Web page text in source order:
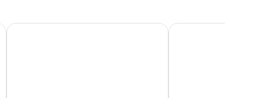
Hotel Lycium Debrecen - Handwritten Collection
Centrum Hotel